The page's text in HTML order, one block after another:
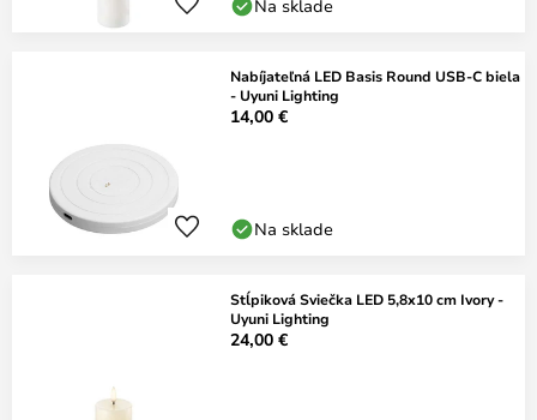
Na sklade
Nabíjateľná LED Basis Round USB-C biela
- Uyuni Lighting
14,00 €
Na sklade
Stĺpiková Sviečka LED 5,8x10 cm Ivory -
Uyuni Lighting
24,00 €